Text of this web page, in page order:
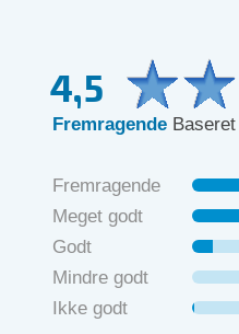
4,5
Fremragende
Fremragende
Meget godt
Godt
Mindre godt
Ikke godt